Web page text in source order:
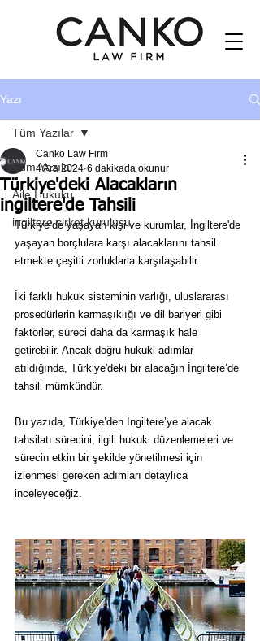
Yazı
Tüm Yazılar
Aile Hukuku
ingiltere sirket kurulusu
Tüm Yazılar
Türkiye'deki Alacakların
ingiltere'de Tahsili
Canko Law Firm
4 Ara 2024 6 dakikada okunur
Türkiye’de yaşayan kişi ve kurumlar, İngiltere'de
yaşayan borçlulara karşı alacaklarını tahsil
etmekte çeşitli zorluklarla karşılaşabilir.
İki farklı hukuk sisteminin varlığı, uluslararası
prosedürlerin karmaşıklığı ve dil bariyeri gibi
faktörler, süreci daha da karmaşık hale
getirebilir. Ancak doğru hukuki adımlar
atıldığında, Türkiye'deki bir alacağın İngiltere’de
tahsili mümkündür.
Bu yazıda, Türkiye’den İngiltere’ye alacak
tahsilatı sürecini, ilgili hukuki düzenlemeleri ve
sürecin etkin bir şekilde yönetilmesi için
izlenmesi gereken adımları detaylıca
inceleyeceğiz.